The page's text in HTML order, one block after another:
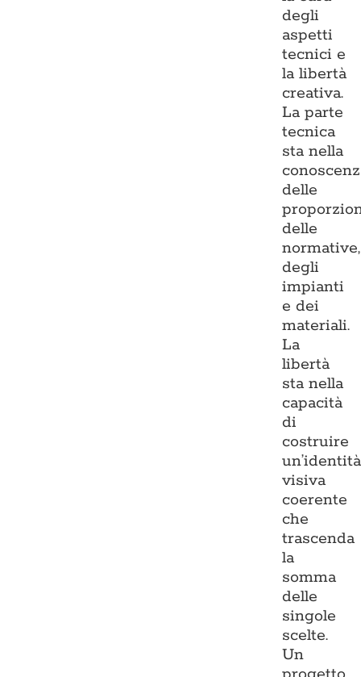
degli
aspetti
tecnici e
la libertà
creativa.
La parte
tecnica
sta nella
delle
delle
normative,
degli
impianti
e dei
materiali.
La
libertà
sta nella
capacità
di
costruire
un’identità
visiva
coerente
che
trascenda
la
somma
delle
singole
scelte.
Un